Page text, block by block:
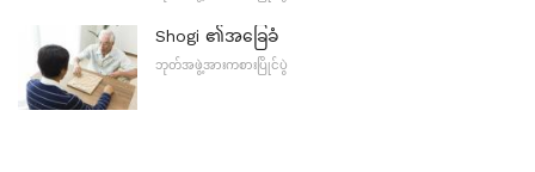
Shogi ၏အခြေခံ
ဘုတ်အဖွဲ့အားကစားပြိုင်ပွဲ